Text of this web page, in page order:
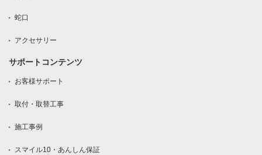
蛇口
アクセサリー
サポートコンテンツ
お客様サポート
取付・取替工事
施工事例
スマイル10・あんしん保証